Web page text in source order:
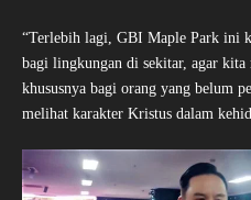
“Terlebih lagi, GBI Maple Park ini
bagi lingkungan di sekitar, agar kita
khususnya bagi orang yang belum
melihat karakter Kristus dalam